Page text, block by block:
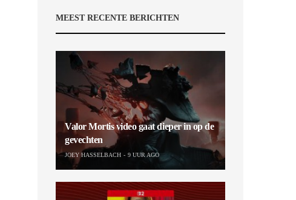
MEEST RECENTE BERICHTEN
Valor Mortis video gaat dieper in op de
gevechten
JOEY HASSELBACH 9 UUR AGO